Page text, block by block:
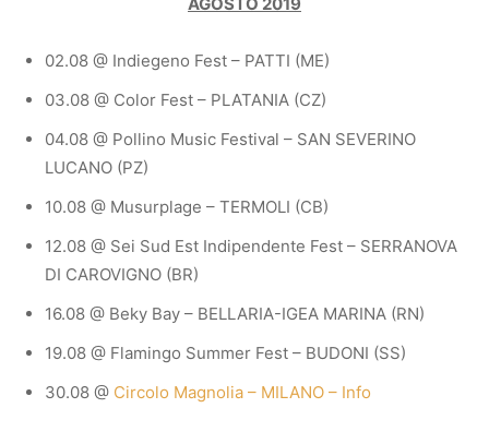
02.08 @ Indiegeno Fest – PATTI (ME)
03.08 @ Color Fest – PLATANIA (CZ)
04.08 @ Pollino Music Festival – SAN SEVERINO
LUCANO (PZ)
10.08 @ Musurplage – TERMOLI (CB)
12.08 @ Sei Sud Est Indipendente Fest – SERRANOVA
DI CAROVIGNO (BR)
16.08 @ Beky Bay – BELLARIA-IGEA MARINA (RN)
19.08 @ Flamingo Summer Fest – BUDONI (SS)
30.08 @ Circolo Magnolia – MILANO – Info